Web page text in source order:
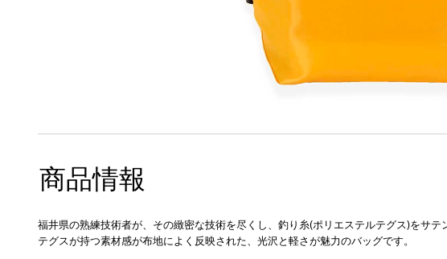
商品情報
福井県の熟練技術者が、その緻密な技術を尽くし、釣り糸(ポリエステルテグス)をサテ
テグスが持つ素材感が布地によく反映された、光沢と軽さが魅力のバッグです。